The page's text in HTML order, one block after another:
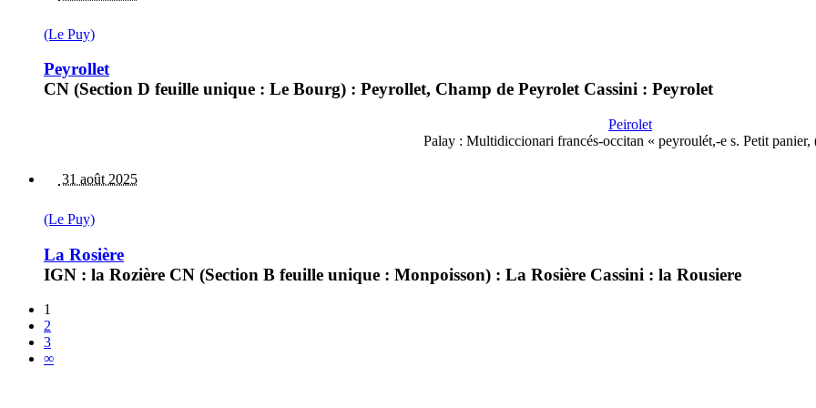
(Le Puy)
Peyrollet
CN (Section D feuille unique : Le Bourg) : Peyrollet, Champ de Peyrolet Cassini : Peyrolet
Peirolet
Palay : Multidiccionari francés-occitan « peyroulét,-e s. Petit
31 août 2025
(Le Puy)
La Rosière
IGN : la Rozière CN (Section B feuille unique : Monpoisson) : La Rosière Cassini : la Rousiere
1
2
3
∞